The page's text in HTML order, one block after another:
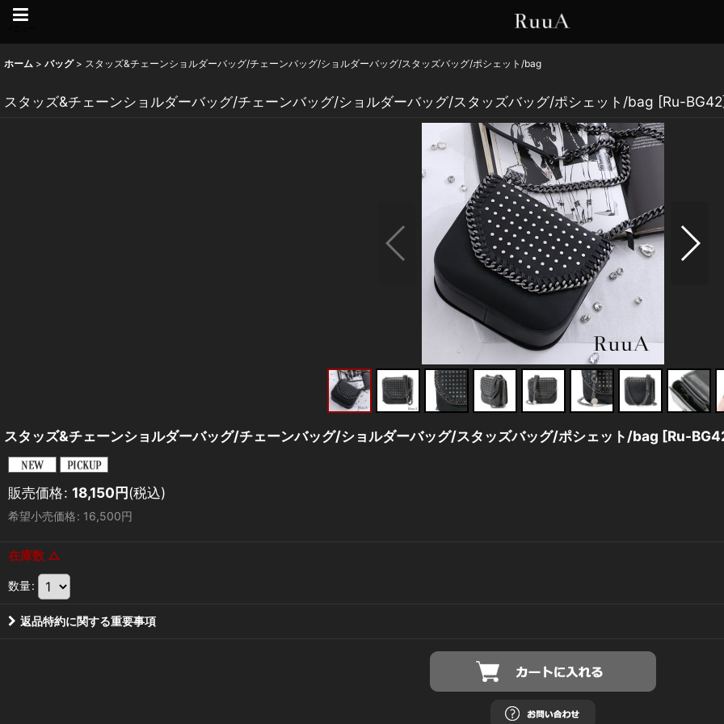
ホーム > バッグ > スタッズ&チェーンショルダーバッグ/チェーンバッグ/ショルダーバッグ/スタッズバッグ/ポシェット/bag
スタッズ&チェーンショルダーバッグ/チェーンバッグ/ショルダーバッグ/スタッズバッグ/ポシェット/bag [Ru-BG42
スタッズ&チェーンショルダーバッグ/チェーンバッグ/ショルダーバッグ/スタッズバッグ/ポシェット/bag [Ru-
販売価格: 18,150円(税込)
希望小売価格: 16,500円
在庫数 △
数量:
返品特約に関する重要事項